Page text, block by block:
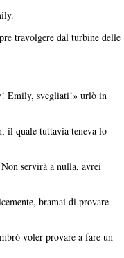
travolgere dal turbine delle
Emily, svegliati!» urlò in
il quale tuttavia teneva lo
servirà a nulla, avrei
bramai di provare
voler provare a fare un